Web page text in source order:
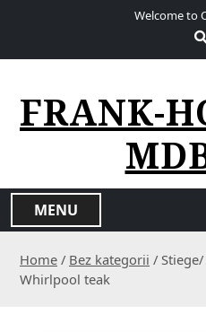
Welcome to
FRANK-
MENU
Home / Bez kategorii /
Whirlpool teak